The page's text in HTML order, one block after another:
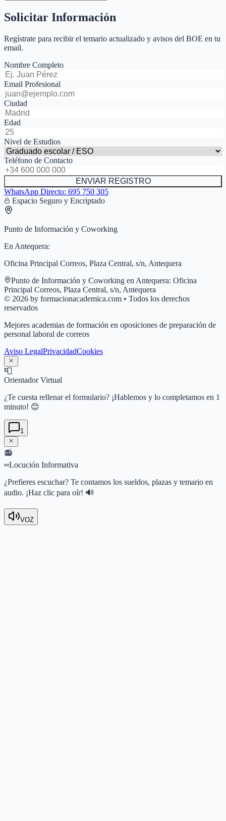
Solicitar Información
Regístrate para recibir el temario actualizado y avisos del BOE en tu
email.
Nombre Completo
Email Profesional
Ciudad
Edad
Nivel de Estudios
Teléfono de Contacto
ENVIAR REGISTRO
WhatsApp Directo: 695 750 305
Espacio Seguro y Encriptado
Punto de Información y Coworking
En Antequera:
Oficina Principal Correos, Plaza Central, s/n, Antequera
Punto de Información y Coworking en Antequera: Oficina
Principal Correos, Plaza Central, s/n, Antequera
© 2026 by formacionacademica.com • Todos los derechos
reservados
Mejores academias de formación en oposiciones de preparación de
personal laboral de correos
Aviso LegalPrivacidadCookies
📮
Orientador Virtual
¿Te cuesta rellenar el formulario? ¡Hablemos y lo completamos en 1
minuto! 😊
1
📻
Locución Informativa
¿Prefieres escuchar? Te contamos los sueldos, plazas y temario en
audio. ¡Haz clic para oír! 🔊
VOZ